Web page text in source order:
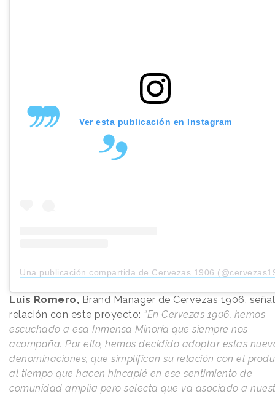
Ver esta publicación en Instagram
Una publicación compartida de Cervezas 1906
Luis Romero, Brand Manager de Cervezas 1906,
relación con este proyecto: “En Cervezas 1906, hemos
escuchado a esa Inmensa Minoría que siempre nos
acompaña. Por ello, hemos decidido adoptar estas
denominaciones, que simplifican su relación con el
al tiempo que hacen hincapié en ese sentimiento de
comunidad amplia pero selecta que va asociado a